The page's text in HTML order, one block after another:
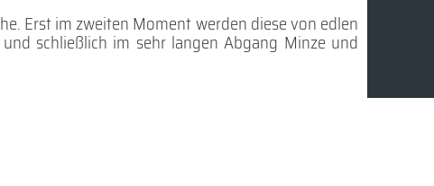
Erst im zweiten Moment werden diese von edlen
schließlich im sehr langen Abgang Minze und